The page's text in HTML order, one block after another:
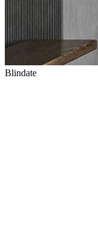
Blindate